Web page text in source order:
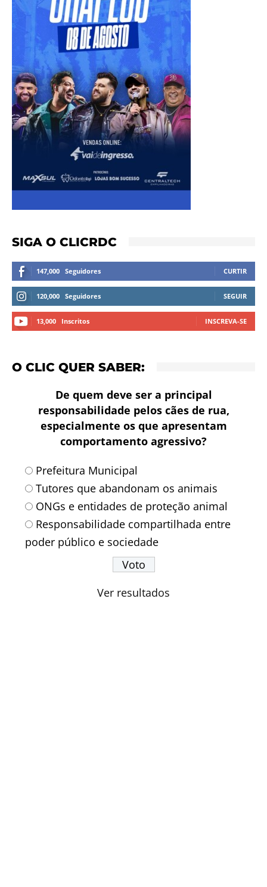
SIGA O CLICRDC
147,000 Seguidores CURTIR
120,000 Seguidores SEGUIR
13,000 Inscritos INSCREVA-SE
O CLIC QUER SABER:
De quem deve ser a principal
responsabilidade pelos cães de rua,
especialmente os que apresentam
comportamento agressivo?
Prefeitura Municipal
Tutores que abandonam os animais
ONGs e entidades de proteção animal
Responsabilidade compartilhada entre
poder público e sociedade
Ver resultados